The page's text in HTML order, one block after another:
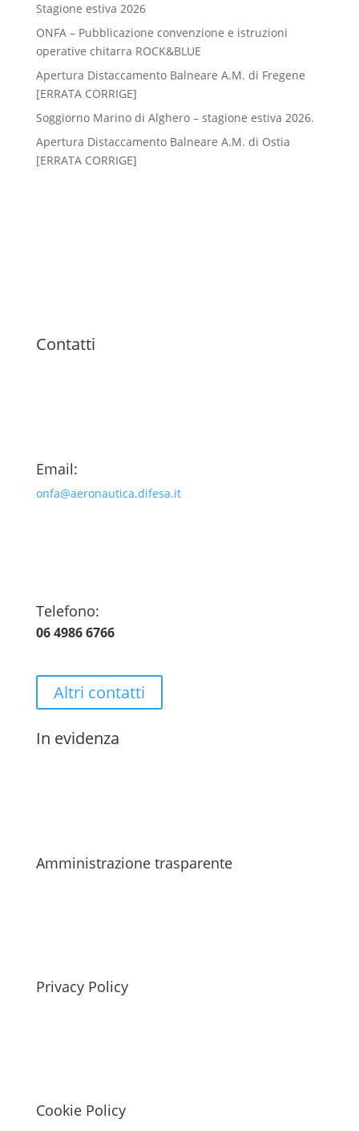
Stagione estiva 2026
ONFA – Pubblicazione convenzione e istruzioni
operative chitarra ROCK&BLUE
Apertura Distaccamento Balneare A.M. di Fregene
[ERRATA CORRIGE]
Soggiorno Marino di Alghero – stagione estiva 2026.
Apertura Distaccamento Balneare A.M. di Ostia
[ERRATA CORRIGE]
Contatti
Email:
onfa@aeronautica.difesa.it
Telefono:
06 4986 6766
Altri contatti
In evidenza
Amministrazione trasparente
Privacy Policy
Cookie Policy